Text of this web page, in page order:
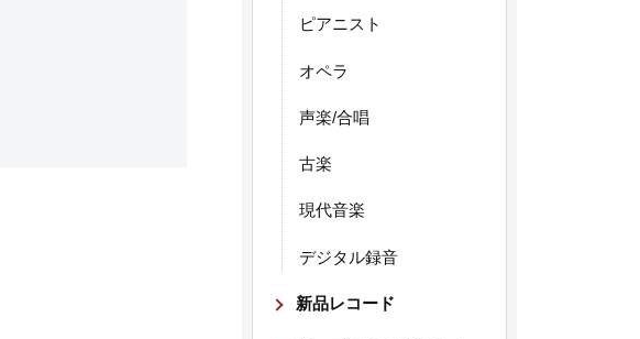
ピアニスト
オペラ
声楽/合唱
古楽
現代音楽
デジタル録音
新品レコード